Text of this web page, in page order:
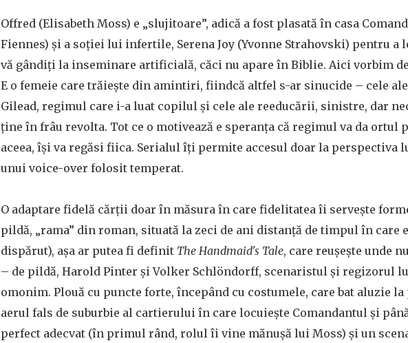
Offred (Elisabeth Moss) e „slujitoare”, adică a fost plasată în casa
Fiennes) şi a soţiei lui infertile, Serena Joy (Yvonne Strahovski) pentru a
vă gândiţi la inseminare artificială, căci nu apare în Biblie. Aici vorbim
E o femeie care trăieşte din amintiri, fiindcă altfel s-ar sinucide – cele
Gilead, regimul care i-a luat copilul şi cele ale reeducării, sinistre, dar
ţine în frâu revolta. Tot ce o motivează e speranţa că regimul va da ortul
aceea, îşi va regăsi fiica. Serialul îţi permite accesul doar la perspectiva
unui voice-over folosit temperat.
O adaptare fidelă cărţii doar în măsura în care fidelitatea îi serveşte
pildă, „rama” din roman, situată la zeci de ani distanţă de timpul în care
dispărut), aşa ar putea fi definit The Handmaid's Tale, care reuşeşte unde
– de pildă, Harold Pinter şi Volker Schlöndorff, scenaristul şi regizorul
omonim. Plouă cu puncte forte, începând cu costumele, care bat aluzie
aerul fals de suburbie al cartierului în care locuieşte Comandantul şi
perfect adecvat (în primul rând, rolul îi vine mănuşă lui Moss) şi un